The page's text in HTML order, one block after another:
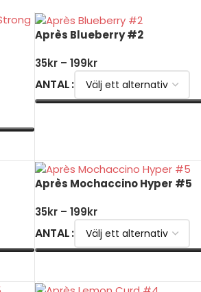
Après Blueberry #2
35kr – 199kr
ANTAL
Après Mochaccino Hyper #5
35kr – 199kr
ANTAL